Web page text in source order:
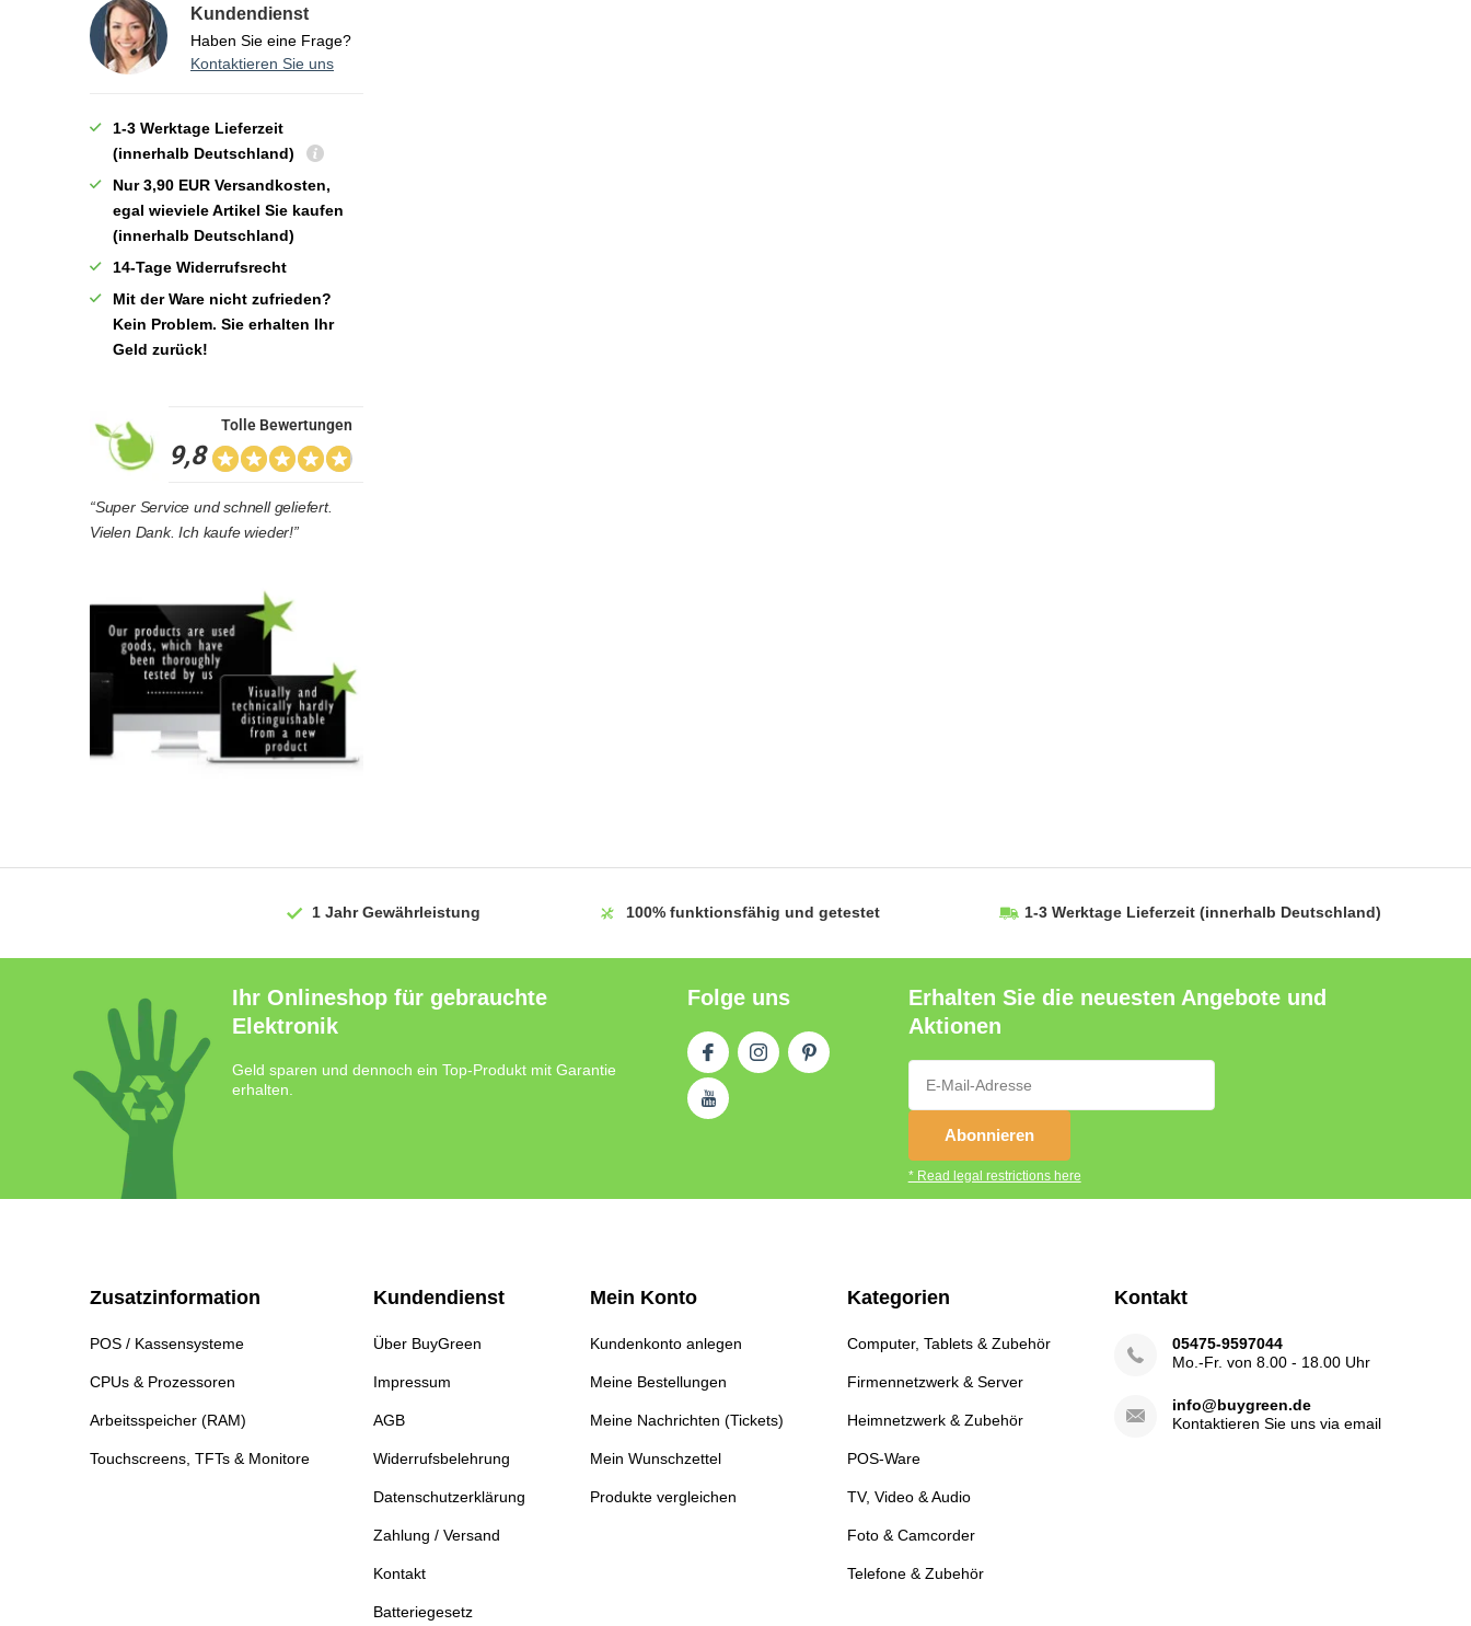
Kundendienst
Haben Sie eine Frage?
Kontaktieren Sie uns
1-3 Werktage Lieferzeit
(innerhalb Deutschland)
Nur 3,90 EUR Versandkosten,
egal wieviele Artikel Sie kaufen
(innerhalb Deutschland)
14-Tage Widerrufsrecht
Mit der Ware nicht zufrieden?
Kein Problem. Sie erhalten Ihr
Geld zurück!
9,8
Tolle Bewertungen
“Super Service und schnell geliefert.
Vielen Dank. Ich kaufe wieder!”
1 JahrGewährleistung 100% funktionsfähig und getestet 1-3 Werktage Lieferzeit (innerhalb Deutschland)
Ihr Onlineshop für gebrauchte
Elektronik
Geld sparen und dennoch ein Top-Produkt mit Garantie
erhalten.
Folge uns
Erhalten Sie die neuesten Angebote und
Aktionen
Abonnieren
* Read legal restrictions here
Zusatzinformation
POS / Kassensysteme
CPUs & Prozessoren
Arbeitsspeicher (RAM)
Touchscreens, TFTs & Monitore
Kundendienst
Über BuyGreen
Impressum
AGB
Widerrufsbelehrung
Datenschutzerklärung
Zahlung / Versand
Kontakt
Batteriegesetz
Mein Konto
Kundenkonto anlegen
Meine Bestellungen
Meine Nachrichten (Tickets)
Mein Wunschzettel
Produkte vergleichen
Kategorien
Computer, Tablets & Zubehör
Firmennetzwerk & Server
Heimnetzwerk & Zubehör
POS-Ware
TV, Video & Audio
Foto & Camcorder
Telefone & Zubehör
Kontakt
05475-9597044
Mo.-Fr. von 8.00 - 18.00 Uhr
info@buygreen.de
Kontaktieren Sie uns via email